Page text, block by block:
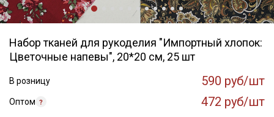
Набор тканей для рукоделия "Импортный хлопок:
Цветочные напевы", 20*20 см, 25 шт
В розницу 590 руб/шт
Оптом 472 руб/шт